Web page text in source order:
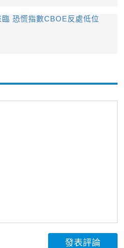
恐慌指數CBOE反處低位
發表評論